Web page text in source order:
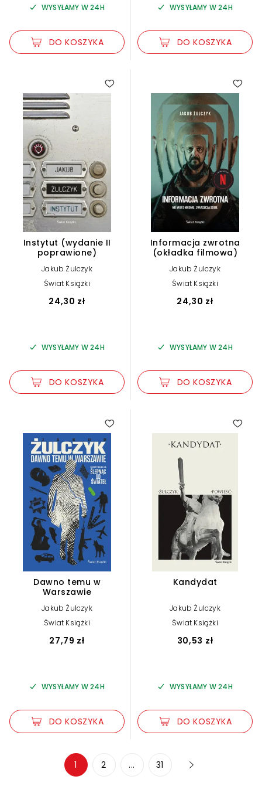
WYSYŁAMY W 24H
DO KOSZYKA
WYSYŁAMY W 24H
DO KOSZYKA
Instytut (wydanie II
poprawione)
Jakub Żulczyk
Świat Książki
24,30 zł
WYSYŁAMY W 24H
DO KOSZYKA
Informacja zwrotna
(okładka filmowa)
Jakub Żulczyk
Świat Książki
24,30 zł
WYSYŁAMY W 24H
DO KOSZYKA
Dawno temu w
Warszawie
Jakub Żulczyk
Świat Książki
27,79 zł
WYSYŁAMY W 24H
DO KOSZYKA
Kandydat
Jakub Żulczyk
Świat Książki
30,53 zł
WYSYŁAMY W 24H
DO KOSZYKA
1 2 ... 31
Zmniejsz rozmiar czcionki